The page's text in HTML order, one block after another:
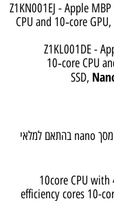
Z1KN001EJ - Apple
CPU and 10‑core
Z1KL001DE -
10‑core CPU
SSD,
*ניתן לבחור בין מסך רגיל לבין מסך nano בהתאם למלאי
10core CPU
efficiency cores 10-